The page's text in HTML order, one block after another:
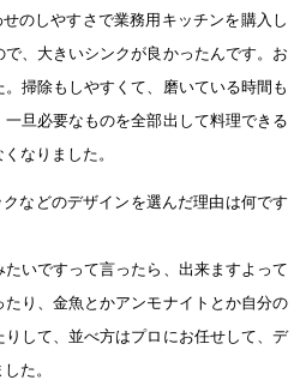
のしやすさで業務用キッチンを購入し
、大きいシンクが良かったんです。お
掃除もしやすくて、磨いている時間も
旦必要なものを全部出して料理できる
なりました。
などのデザインを選んだ理由は何です
いですって言ったら、出来ますよって
り、金魚とかアンモナイトとか自分の
して、並べ方はプロにお任せして、デ
た。